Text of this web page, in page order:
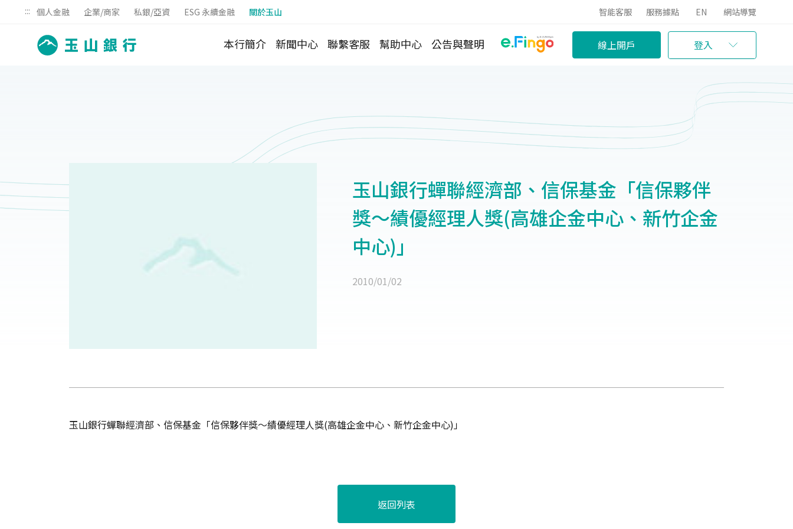
::: 個人金融 企業/商家 私銀/亞資 ESG 永續金融 關於玉山 智能客服 服務據點 EN 網站導覽
本行簡介 新聞中心 聯繫客服 幫助中心 公告與聲明 線上開戶 登入
玉山銀行蟬聯經濟部、信保基金「信保夥伴
獎～績優經理人獎(高雄企金中心、新竹企金
中心)」
2010/01/02
玉山銀行蟬聯經濟部、信保基金「信保夥伴獎～績優經理人獎(高雄企金中心、新竹企金中心)」
返回列表